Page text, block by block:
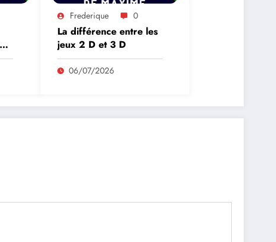
Frederique 0
La différence entre les
jeux 2 D et 3 D
06/07/2026